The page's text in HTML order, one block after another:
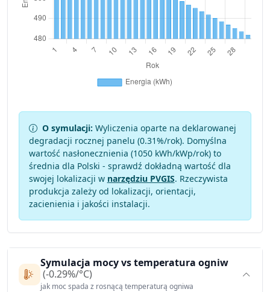
O symulacji: Wyliczenia oparte na deklarowanej
degradacji rocznej panelu (0.31%/rok). Domyślna
wartość nasłonecznienia (1050 kWh/kWp/rok) to
średnia dla Polski - sprawdź dokładną wartość dla
swojej lokalizacji w narzędziu PVGIS. Rzeczywista
produkcja zależy od lokalizacji, orientacji,
zacienienia i jakości instalacji.
Symulacja mocy vs temperatura ogniw
(-0.29%/°C)
jak moc spada z rosnącą temperaturą ogniwa